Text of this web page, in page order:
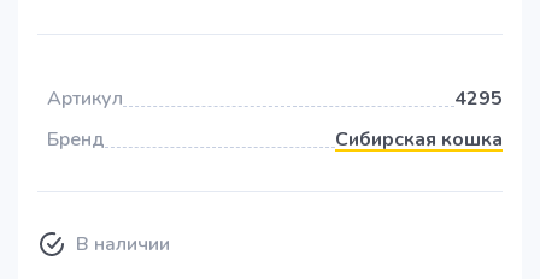
Артикул
4295
Бренд
Сибирская кошка
В наличии